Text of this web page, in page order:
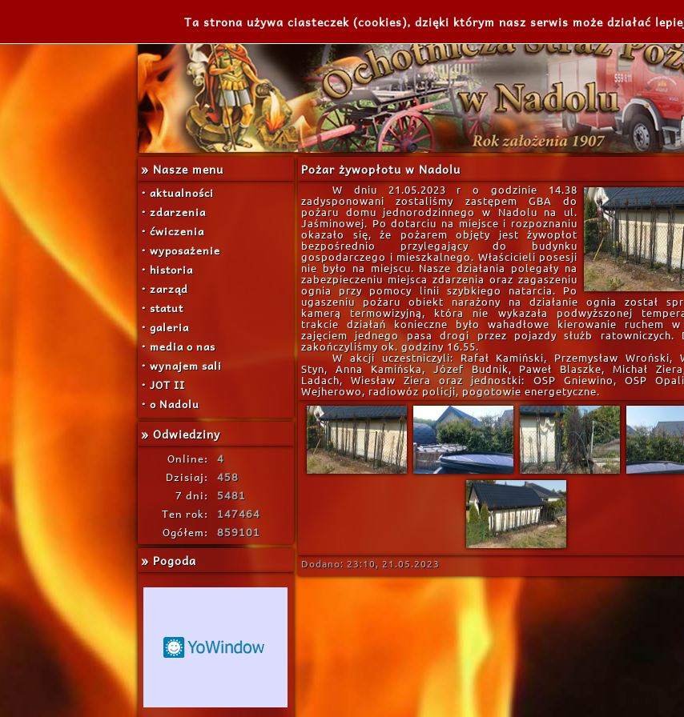
» Nasze menu
• aktualności
• zdarzenia
• ćwiczenia
• wyposażenie
• historia
• zarząd
• statut
• galeria
• media o nas
• wynajem sali
• JOT II
• o Nadolu
» Odwiedziny
Online: 4
Dzisiaj: 458
7 dni:
5481
Ten rok:
147464
Ogółem: 859101
» Pogoda
Pożar żywopłotu w Nadolu
W dniu 21.05.2023 r o godzinie 14.38
zadysponowani zostaliśmy zastępem GBA do
pożaru domu jednorodzinnego w Nadolu na ul.
Jaśminowej. Po dotarciu na miejsce i rozpoznaniu
okazało się, że pożarem objęty jest żywopłot
bezpośrednio przylegający do budynku
gospodarczego i mieszkalnego. Właścicieli posesji
nie było na miejscu. Nasze działania polegały na
zabezpieczeniu miejsca zdarzenia oraz zagaszeniu
ognia przy pomocy linii szybkiego natarcia. Po
ugaszeniu pożaru obiekt narażony na działanie ognia został
kamerą termowizyjną, która nie wykazała podwyższonej
trakcie działań konieczne było wahadłowe kierowanie ruchem
zajęciem jednego pasa drogi przez pojazdy służb ratowniczych.
zakończyliśmy ok. godziny 16.55.
W akcji uczestniczyli: Rafał Kamiński, Przemysław Wroński,
Styn, Anna Kamińska, Józef Budnik, Paweł Blaszke, Michał
Ladach, Wiesław Ziera oraz jednostki: OSP Gniewino, OSP
Wejherowo, radiowóz policji, pogotowie energetyczne.
Dodano: 23:10, 21.05.2023
Ta strona używa ciasteczek (cookies), dzięki którym nasz serwis może działać